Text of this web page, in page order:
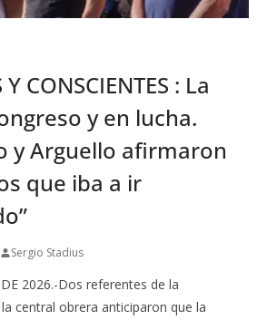
Y CONSCIENTES : La
y en lucha.
y Arguello afirmaron
que iba a ir
Sergio Stadius
2026.-Dos referentes de la
central obrera anticiparon que la